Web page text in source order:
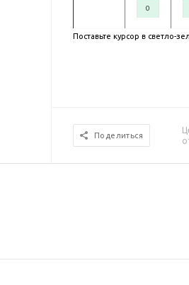
Поставьте курсор в светло-
Поделиться